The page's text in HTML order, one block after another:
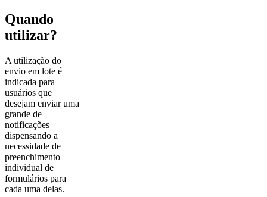
Quando
utilizar?
A utilização do
envio em lote é
indicada para
usuários que
desejam enviar uma
grande de
notificações
dispensando a
necessidade de
preenchimento
individual de
formulários para
cada uma delas.